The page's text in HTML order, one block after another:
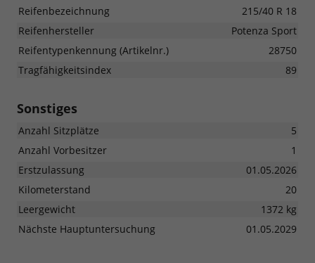
Reifenbezeichnung
215/40 R 18
Reifenhersteller
Potenza Sport
Reifentypenkennung (Artikelnr.)
28750
Tragfähigkeitsindex
89
Sonstiges
Anzahl Sitzplätze
5
Anzahl Vorbesitzer
1
Erstzulassung
01.05.2026
Kilometerstand
20
Leergewicht
1372 kg
Nächste Hauptuntersuchung
01.05.2029